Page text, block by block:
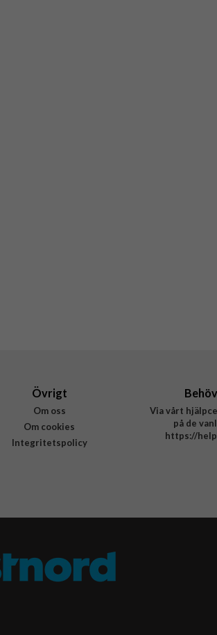
Övrigt
Om oss
Om cookies
Integritetspolicy
Via vårt
på de
https://